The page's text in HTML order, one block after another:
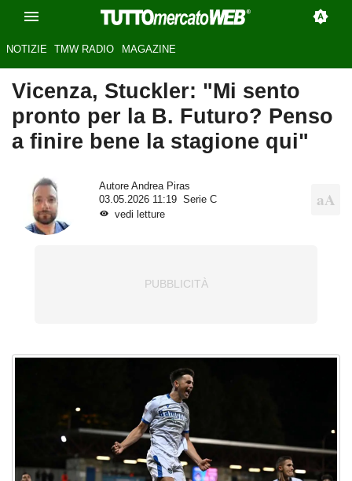
NOTIZIE TMW RADIO MAGAZINE
Vicenza, Stuckler: "Mi sento
pronto per la B. Futuro? Penso
a finire bene la stagione qui"
Autore Andrea Piras
03.05.2026 11:19
Serie C
vedi letture